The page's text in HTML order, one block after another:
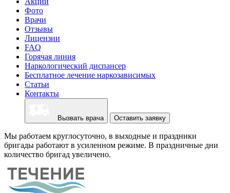
Фото
Врачи
Отзывы
Лицензии
FAQ
Горячая линия
Наркологический диспансер
Бесплатное лечение наркозависимых
Статьи
Контакты
Вызвать врача Оставить заявку
Мы работаем круглосуточно, в выходные и праздники
бригады работают в усиленном режиме. В праздничные дни
количество бригад увеличено.